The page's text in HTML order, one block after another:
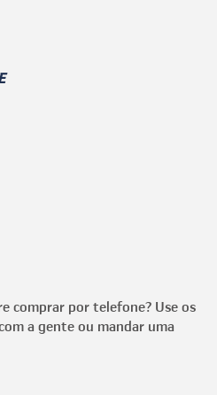
comprar por telefone? Use os
a gente ou mandar uma